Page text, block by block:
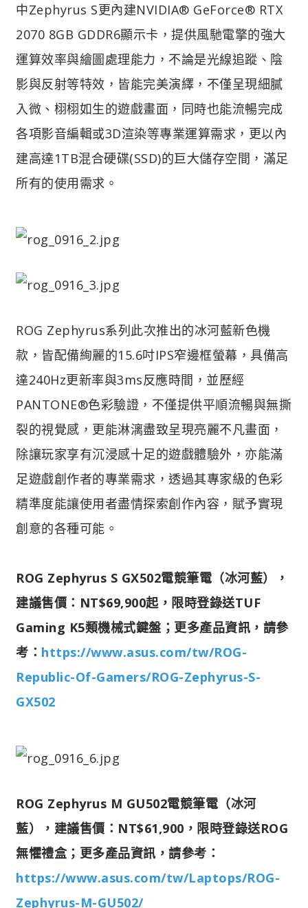
中Zephyrus S更內建NVIDIA® GeForce® RTX
2070 8GB GDDR6顯示卡，提供風馳電擎的強大
運算效率與繪圖處理能力，不論是光線追蹤、陰
影與反射等特效，皆能完美演繹，不僅呈現細膩
入微、栩栩如生的遊戲畫面，同時也能流暢完成
各項影音編輯或3D渲染等專業運算需求，更以內
建高達1TB混合硬碟(SSD)的巨大儲存空間，滿足
所有的使用需求。
ROG Zephyrus系列此次推出的冰河藍新色機
款，皆配備絢麗的15.6吋IPS窄邊框螢幕，具備高
達240Hz更新率與3ms反應時間，並歷經
PANTONE®色彩驗證，不僅提供平順流暢與無撕
裂的視覺感，更能淋漓盡致呈現亮麗不凡畫面，
除讓玩家享有沉浸感十足的遊戲體驗外，亦能滿
足遊戲創作者的專業需求，透過其專家級的色彩
精準度能讓使用者盡情探索創作內容，賦予實現
創意的各種可能。
ROG Zephyrus S GX502電競筆電（冰河藍），
建議售價：NT$69,900起，限時登錄送TUF
Gaming K5類機械式鍵盤；更多產品資訊，請參
考： https://www.asus.com/tw/ROG-
Republic-Of-Gamers/ROG-Zephyrus-S-
GX502
ROG Zephyrus M GU502電競筆電（冰河
藍），建議售價：NT$61,900，限時登錄送ROG
無懼禮盒；更多產品資訊，請參考：
https://www.asus.com/tw/Laptops/ROG-
Zephyrus-M-GU502/